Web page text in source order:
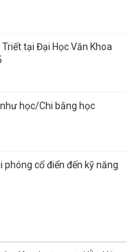
tại Đại Học Văn Khoa
học/Chi bằng học
cổ điển đến kỹ năng